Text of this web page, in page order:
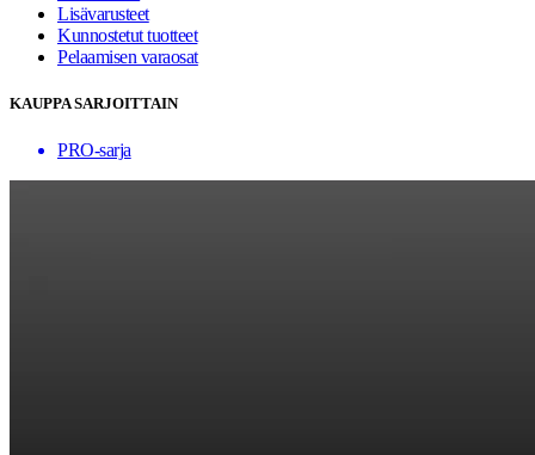
Lisävarusteet
Kunnostetut tuotteet
Pelaamisen varaosat
KAUPPA SARJOITTAIN
PRO-sarja